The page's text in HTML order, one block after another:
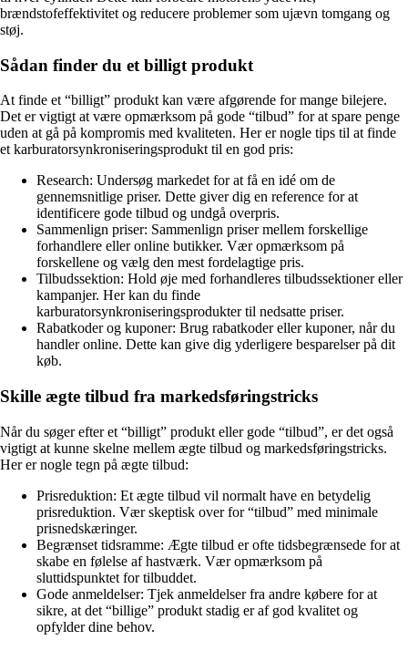
brændstofeffektivitet og reducere problemer som ujævn tomgang og
støj.
Sådan finder du et billigt produkt
At finde et “billigt” produkt kan være afgørende for mange bilejere.
Det er vigtigt at være opmærksom på gode “tilbud” for at spare penge
uden at gå på kompromis med kvaliteten. Her er nogle tips til at finde
et karburatorsynkroniseringsprodukt til en god pris:
Research: Undersøg markedet for at få en idé om de
gennemsnitlige priser. Dette giver dig en reference for at
identificere gode tilbud og undgå overpris.
Sammenlign priser: Sammenlign priser mellem forskellige
forhandlere eller online butikker. Vær opmærksom på
forskellene og vælg den mest fordelagtige pris.
Tilbudssektion: Hold øje med forhandleres tilbudssektioner eller
kampanjer. Her kan du finde
karburatorsynkroniseringsprodukter til nedsatte priser.
Rabatkoder og kuponer: Brug rabatkoder eller kuponer, når du
handler online. Dette kan give dig yderligere besparelser på dit
køb.
Skille ægte tilbud fra markedsføringstricks
Når du søger efter et “billigt” produkt eller gode “tilbud”, er det også
vigtigt at kunne skelne mellem ægte tilbud og markedsføringstricks.
Her er nogle tegn på ægte tilbud:
Prisreduktion: Et ægte tilbud vil normalt have en betydelig
prisreduktion. Vær skeptisk over for “tilbud” med minimale
prisnedskæringer.
Begrænset tidsramme: Ægte tilbud er ofte tidsbegrænsede for at
skabe en følelse af hastværk. Vær opmærksom på
sluttidspunktet for tilbuddet.
Gode anmeldelser: Tjek anmeldelser fra andre købere for at
sikre, at det “billige” produkt stadig er af god kvalitet og
opfylder dine behov.